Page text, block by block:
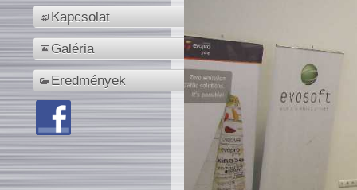
Kapcsolat
Galéria
Eredmények